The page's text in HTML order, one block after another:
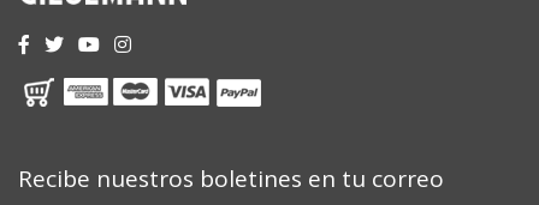
Recibe nuestros boletines en tu correo